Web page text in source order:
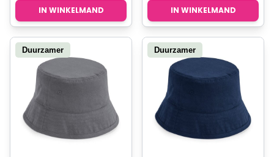
IN WINKELMAND IN WINKELMAND
Duurzamer Duurzamer